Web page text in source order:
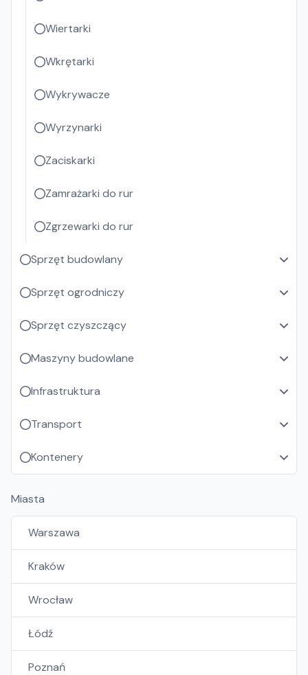
Wiertarki
Wkrętarki
Wykrywacze
Wyrzynarki
Zaciskarki
Zamrażarki do rur
Zgrzewarki do rur
Sprzęt budowlany
Sprzęt ogrodniczy
Sprzęt czyszczący
Maszyny budowlane
Infrastruktura
Transport
Kontenery
Miasta
Warszawa
Kraków
Wrocław
Łódź
Poznań